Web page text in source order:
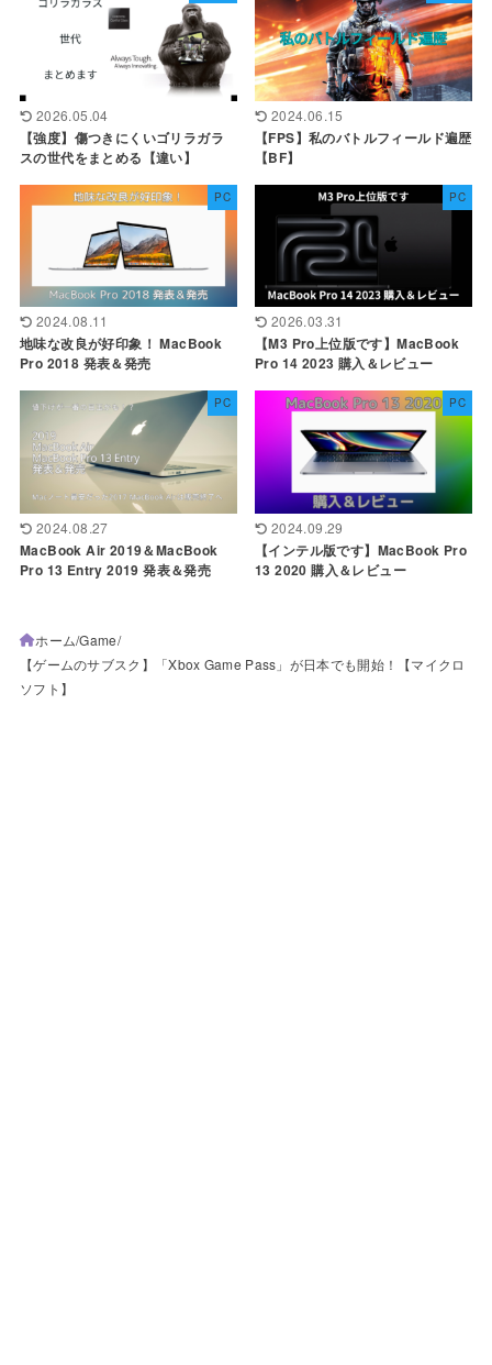
2026.05.04
【強度】傷つきにくいゴリラガラ
スの世代をまとめる【違い】
2024.06.15
【FPS】私のバトルフィールド遍歴
【BF】
PC
2024.08.11
地味な改良が好印象！ MacBook
Pro 2018 発表＆発売
PC
2026.03.31
【M3 Pro上位版です】MacBook
Pro 14 2023 購入＆レビュー
PC
2024.08.27
MacBook Air 2019＆MacBook
Pro 13 Entry 2019 発表＆発売
PC
2024.09.29
【インテル版です】MacBook Pro
13 2020 購入＆レビュー
ホームGame
【ゲームのサブスク】「Xbox Game Pass」が日本でも開始！【マイクロ
ソフト】